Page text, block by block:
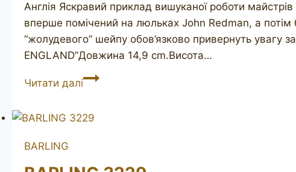
Англія Яскравий приклад вишуканої роботи
вперше помічений на люльках John Redman, а потім
“жолудевого” шейпу обов’язково привернуть увагу
ENGLAND”Довжина 14,9 cm.Висота…
Читати даліJOHN
BARLING